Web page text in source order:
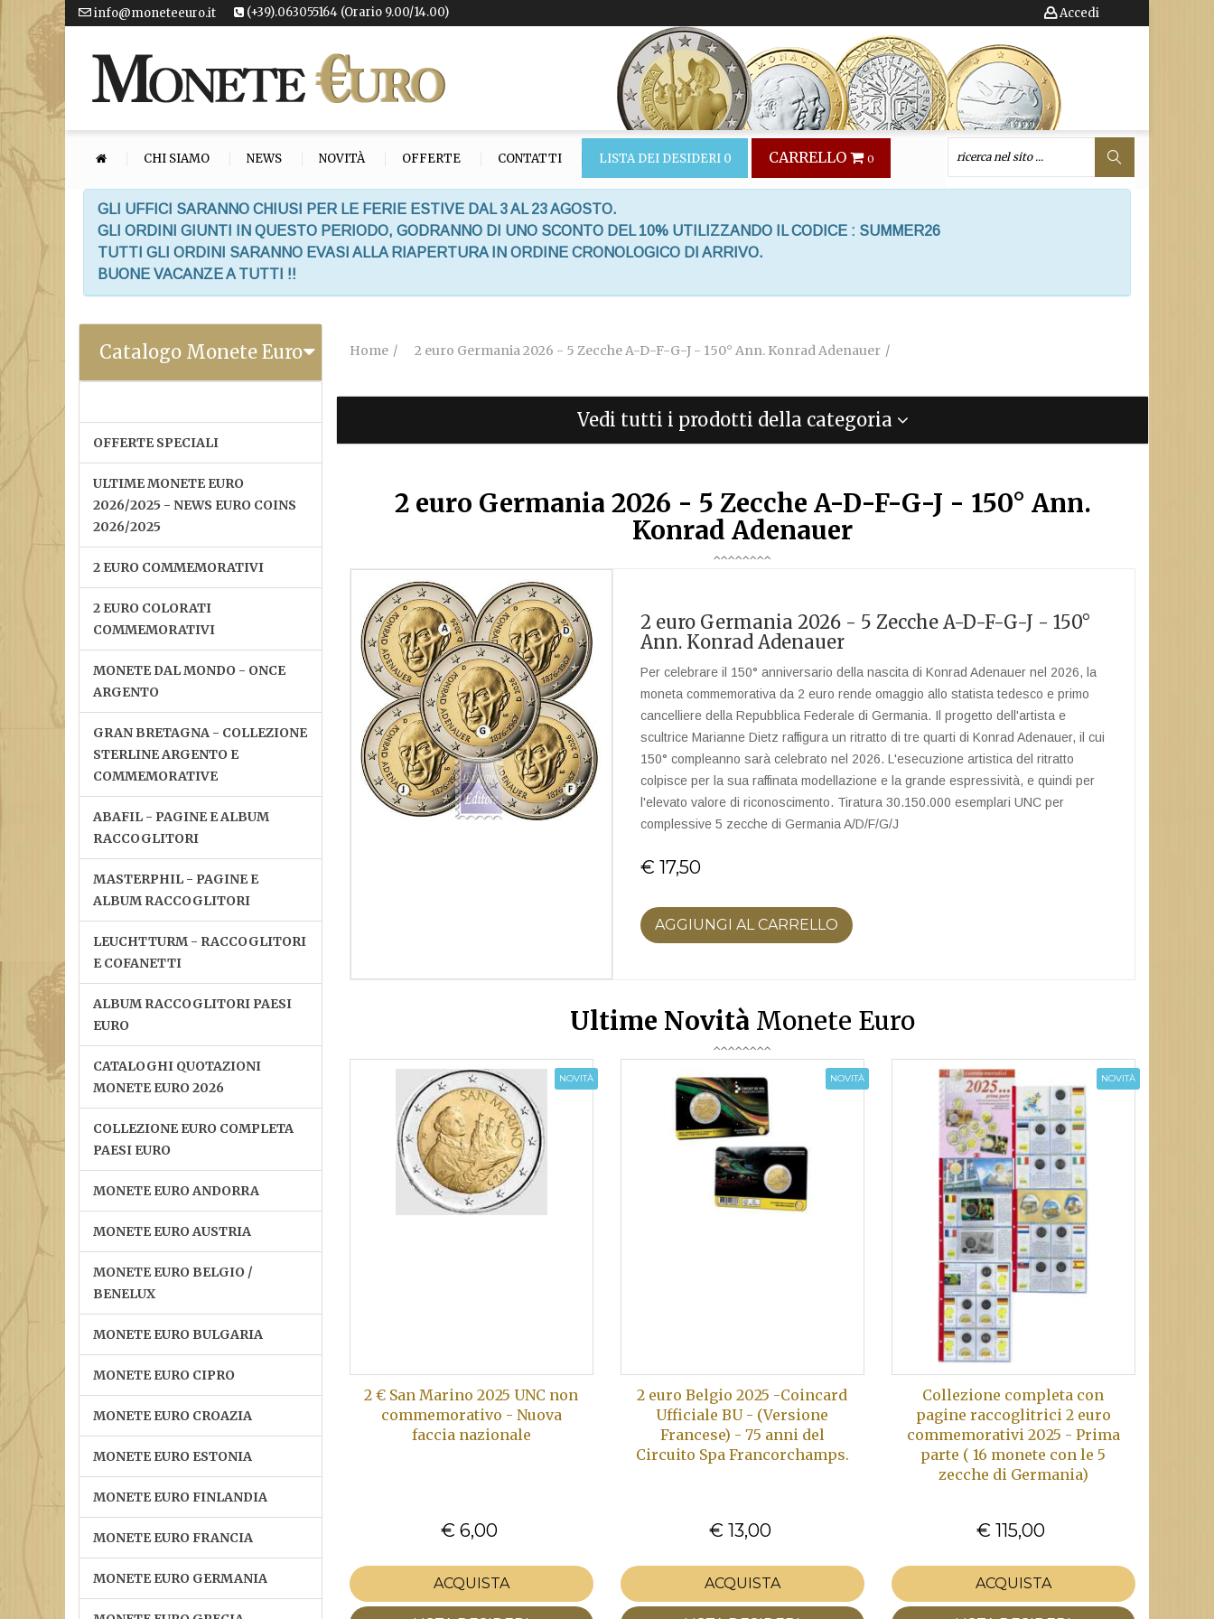
info@moneteeuro.it (+39).063055164 (Orario 9.00/14.00) Accedi
CHI SIAMO NEWS NOVITÀ OFFERTE CONTATTI LISTA DEI DESIDERI 0 CARRELLO 0
GLI UFFICI SARANNO CHIUSI PER LE FERIE ESTIVE DAL 3 AL 23 AGOSTO.
GLI ORDINI GIUNTI IN QUESTO PERIODO, GODRANNO DI UNO SCONTO DEL 10% UTILIZZANDO IL CODICE : SUMMER26
TUTTI GLI ORDINI SARANNO EVASI ALLA RIAPERTURA IN ORDINE CRONOLOGICO DI ARRIVO.
BUONE VACANZE A TUTTI !!
Catalogo Monete Euro
OFFERTE SPECIALI
ULTIME MONETE EURO
2026/2025 - NEWS EURO COINS
2026/2025
2 EURO COMMEMORATIVI
2 EURO COLORATI
COMMEMORATIVI
MONETE DAL MONDO - ONCE
ARGENTO
GRAN BRETAGNA - COLLEZIONE
STERLINE ARGENTO E
COMMEMORATIVE
ABAFIL - PAGINE E ALBUM
RACCOGLITORI
MASTERPHIL - PAGINE E
ALBUM RACCOGLITORI
LEUCHTTURM - RACCOGLITORI
E COFANETTI
ALBUM RACCOGLITORI PAESI
EURO
CATALOGHI QUOTAZIONI
MONETE EURO 2026
COLLEZIONE EURO COMPLETA
PAESI EURO
MONETE EURO ANDORRA
MONETE EURO AUSTRIA
MONETE EURO BELGIO /
BENELUX
MONETE EURO BULGARIA
MONETE EURO CIPRO
MONETE EURO CROAZIA
MONETE EURO ESTONIA
MONETE EURO FINLANDIA
MONETE EURO FRANCIA
MONETE EURO GERMANIA
Home 2 euro Germania 2026 - 5 Zecche A-D-F-G-J - 150° Ann. Konrad Adenauer
Vedi tutti i prodotti della categoria
2 euro Germania 2026 - 5 Zecche A-D-F-G-J - 150° Ann.
Konrad Adenauer
2 euro Germania 2026 - 5 Zecche A-D-F-G-J - 150°
Ann. Konrad Adenauer
Per celebrare il 150° anniversario della nascita di Konrad Adenauer nel 2026, la
moneta commemorativa da 2 euro rende omaggio allo statista tedesco e primo
cancelliere della Repubblica Federale di Germania. Il progetto dell'artista e
scultrice Marianne Dietz raffigura un ritratto di tre quarti di Konrad Adenauer, il cui
150° compleanno sarà celebrato nel 2026. L'esecuzione artistica del ritratto
colpisce per la sua raffinata modellazione e la grande espressività, e quindi per
l'elevato valore di riconoscimento. Tiratura 30.150.000 esemplari UNC per
complessive 5 zecche di Germania A/D/F/G/J
€ 17,50
AGGIUNGI AL CARRELLO
Ultime Novità Monete Euro
NOVITÀ
2 € San Marino 2025 UNC non
commemorativo - Nuova
faccia nazionale
€ 6,00
ACQUISTA
NOVITÀ
2 euro Belgio 2025 -Coincard
Ufficiale BU - (Versione
Francese) - 75 anni del
Circuito Spa Francorchamps.
€ 13,00
ACQUISTA
NOVITÀ
Collezione completa con
pagine raccoglitrici 2 euro
commemorativi 2025 - Prima
parte ( 16 monete con le 5
zecche di Germania)
€ 115,00
ACQUISTA